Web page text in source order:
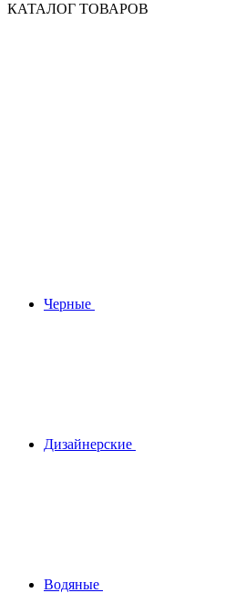
КАТАЛОГ ТОВАРОВ
Черные
Дизайнерские
Водяные